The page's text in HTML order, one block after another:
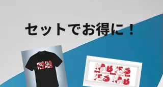
セットでお得に！